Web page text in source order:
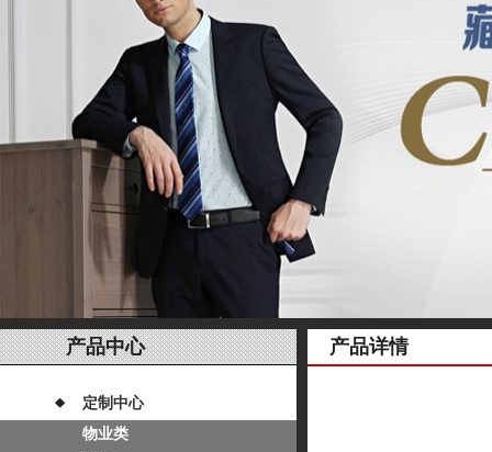
产品中心
定制中心
物业类
产品详情